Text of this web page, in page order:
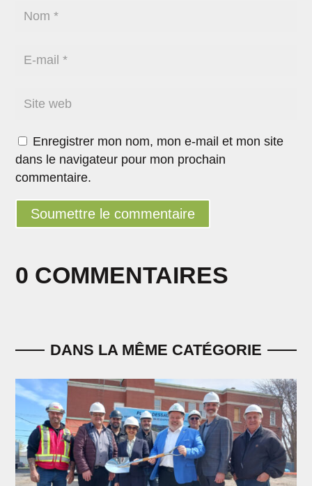
0 COMMENTAIRES
Enregistrer mon nom, mon e-mail et mon site
dans le navigateur pour mon prochain
commentaire.
Soumettre le commentaire
DANS LA MÊME CATÉGORIE